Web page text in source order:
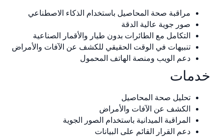
مراقبة صحة المحاصيل باستخدام الذكاء الاصطناعي
صور جوية عالية الدقة
التكامل مع الطائرات بدون طيار والأقمار الصناعية
تنبيهات في الوقت الحقيقي للكشف عن الآفات والأمراض
دعم الويب ومنصة الهاتف المحمول
تحليل صحة المحاصيل
الكشف عن الآفات والأمراض
المراقبة الميدانية باستخدام الصور الجوية
دعم القرار القائم على البيانات